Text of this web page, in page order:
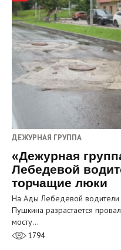
ДЕЖУРНАЯ ГРУППА
«Дежурная
Лебедевой
торчащие люки
На Ады Лебедевой водители
Пушкина разрастается
мосту…
1794